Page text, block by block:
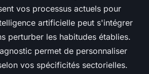
vos processus actuels pour
artificielle peut s'intégrer
perturber les habitudes établies.
permet de personnaliser
vos spécificités sectorielles.